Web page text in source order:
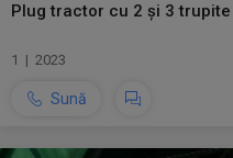
Plug tractor cu 2 și 3 trupite
1 | 2023
Sună